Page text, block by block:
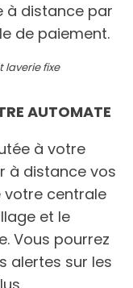
à distance par
de paiement.
laverie fixe
AUTOMATE
à votre
à distance vos
votre centrale
et le
Vous pourrez
alertes sur les